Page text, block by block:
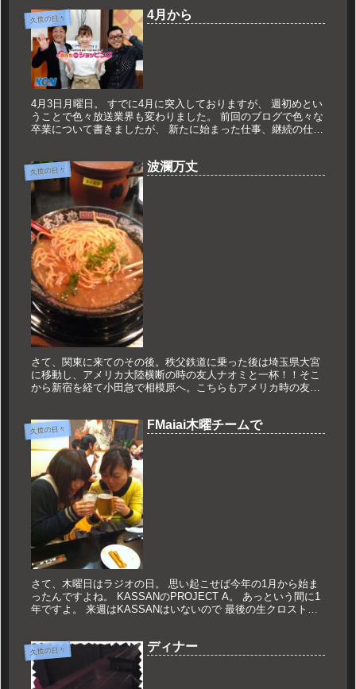
久世の日々 4月から
4月3日月曜日。 すでに4月に突入しておりますが、 週初めとい
うことで色々放送業界も変わりました。 前回のブログで色々な
卒業について書きましたが、 新たに始まった仕事、継続の仕事
久世の日々 波瀾万丈
さて、関東に来てのその後。秩父鉄道に乗った後は埼玉県大宮
に移動し、アメリカ大陸横断の時の友人ナオミと一杯！！そこ
から新宿を経て小田急で相模原へ。こちらもアメリカ時の友人
久世の日々 FMaiai木曜チームで
さて、木曜日はラジオの日。 思い起こせば今年の1月から始ま
ったんですよね。 KASSANのPROJECT A。 あっという間に1
年ですよ。 来週はKASSANはいないので 最後の生クロストー
久世の日々 ディナー